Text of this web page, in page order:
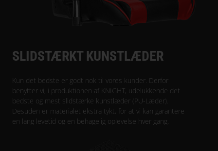
SLIDSTÆRKT KUNSTLÆDER
Kun det bedste er godt nok til vores kunder. Derfor
benytter vi, i produktionen af KNIGHT, udelukkende det
bedste og mest slidstærke kunstlæder (PU-Læder).
Desuden er materialet ekstra tykt, for at vi kan garantere
en lang levetid og en behagelig oplevelse hver gang.